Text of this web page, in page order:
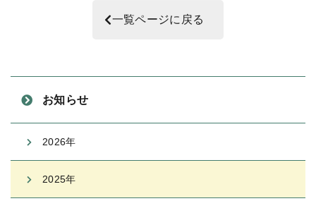
一覧ページに戻る
お知らせ
2026年
2025年